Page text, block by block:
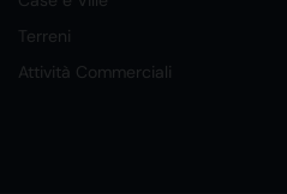
Terreni
Attività Commerciali